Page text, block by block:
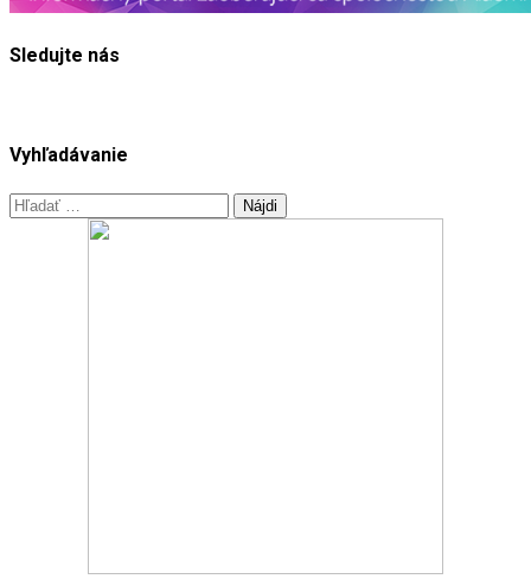
Sledujte nás
Vyhľadávanie
Hľadať: